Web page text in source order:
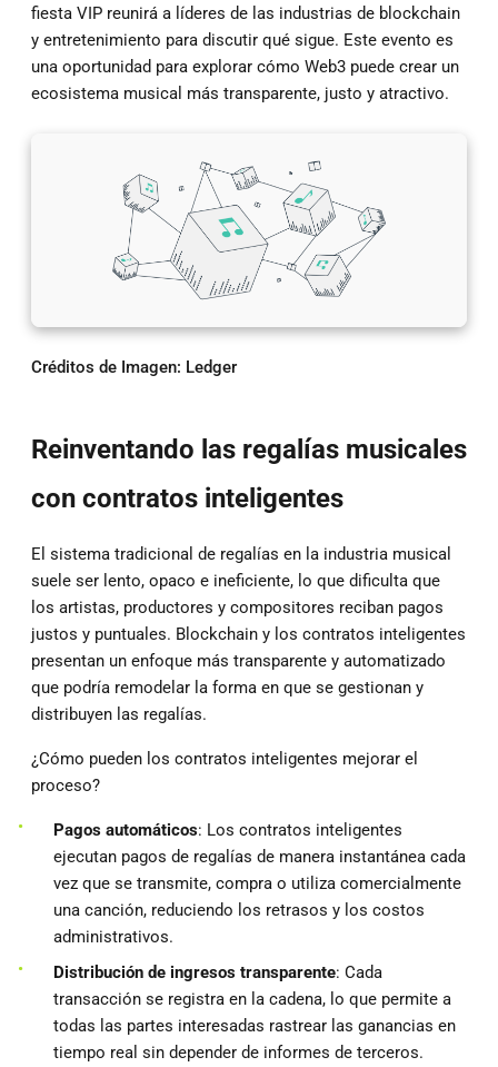
fiesta VIP reunirá a líderes de las industrias de blockchain
y entretenimiento para discutir qué sigue. Este evento es
una oportunidad para explorar cómo Web3 puede crear un
ecosistema musical más transparente, justo y atractivo.
Créditos de Imagen: Ledger
Reinventando las regalías musicales
con contratos inteligentes
El sistema tradicional de regalías en la industria musical
suele ser lento, opaco e ineficiente, lo que dificulta que
los artistas, productores y compositores reciban pagos
justos y puntuales. Blockchain y los contratos inteligentes
presentan un enfoque más transparente y automatizado
que podría remodelar la forma en que se gestionan y
distribuyen las regalías.
¿Cómo pueden los contratos inteligentes mejorar el
proceso?
Pagos automáticos: Los contratos inteligentes
ejecutan pagos de regalías de manera instantánea cada
vez que se transmite, compra o utiliza comercialmente
una canción, reduciendo los retrasos y los costos
administrativos.
Distribución de ingresos transparente: Cada
transacción se registra en la cadena, lo que permite a
todas las partes interesadas rastrear las ganancias en
tiempo real sin depender de informes de terceros.